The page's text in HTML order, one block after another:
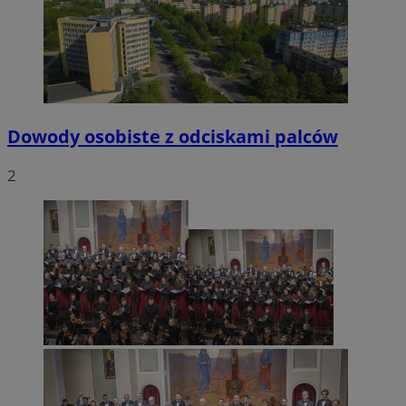
Dowody osobiste z odciskami palców
2
YouTube
.youtube.com
CookieScriptConsent
CookieScript
mojetychy.pl
4 tygodnie 2